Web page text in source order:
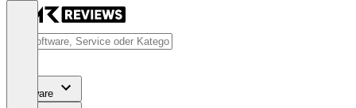
Software